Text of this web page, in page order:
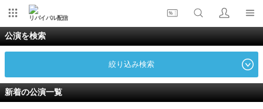
リバイバル配信
公演を検索
絞り込み検索
新着の公演一覧